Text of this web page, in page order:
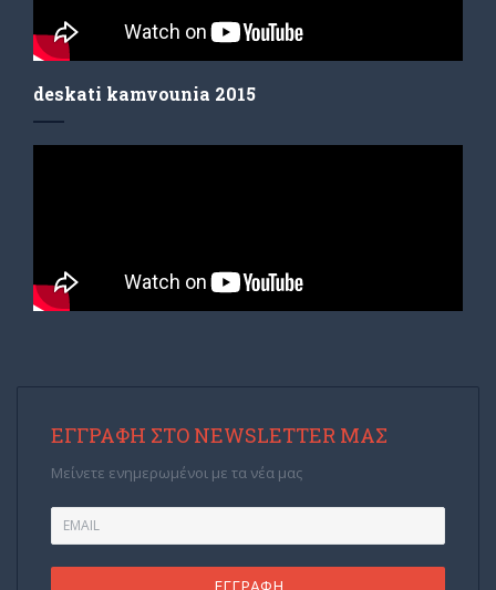
deskati kamvounia 2015
ΕΓΓΡΑΦΉ ΣΤΟ NEWSLETTER ΜΑΣ
Μείνετε ενημερωμένοι με τα νέα μας